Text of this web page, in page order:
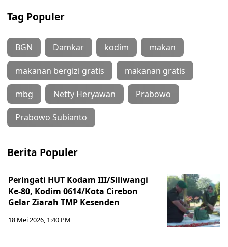
Tag Populer
BGN Damkar kodim makan
makanan bergizi gratis makanan gratis
mbg Netty Heryawan Prabowo
Prabowo Subianto
Berita Populer
Peringati HUT Kodam III/Siliwangi
Ke-80, Kodim 0614/Kota Cirebon
Gelar Ziarah TMP Kesenden
18 Mei 2026, 1:40 PM